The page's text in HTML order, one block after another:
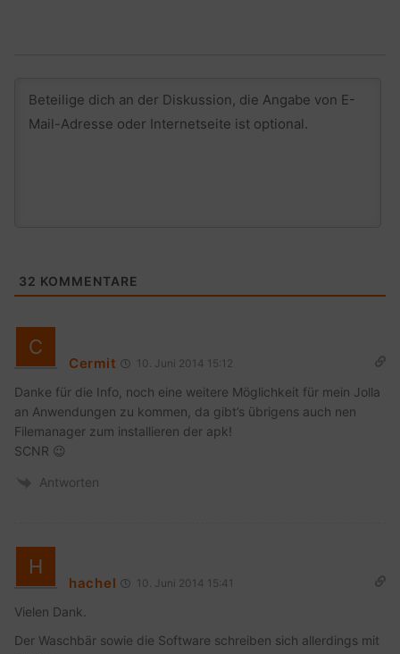
32 KOMMENTARE
Cermit 10. Juni 2014 15:12
Danke für die Info, noch eine weitere Möglichkeit für mein Jolla
an Anwendungen zu kommen, da gibt’s übrigens auch nen
Filemanager zum installieren der apk!
SCNR 😉
Antworten
hachel 10. Juni 2014 15:41
Vielen Dank.
Der Waschbär sowie die Software schreiben sich allerdings mit